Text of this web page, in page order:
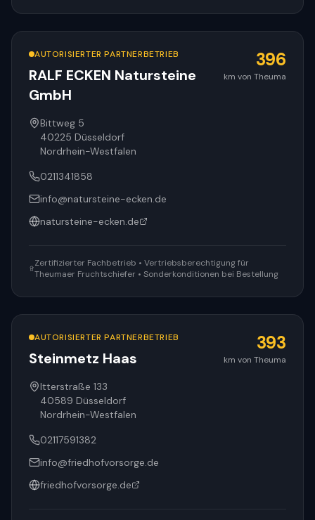
AUTORISIERTER PARTNERBETRIEB
RALF ECKEN Natursteine
GmbH
396
km von Theuma
Bittweg 5
40225 Düsseldorf
Nordrhein-Westfalen
0211341858
info@natursteine-ecken.de
natursteine-ecken.de
Zertifizierter Fachbetrieb • Vertriebsberechtigung für
Theumaer Fruchtschiefer • Sonderkonditionen bei Bestellung
AUTORISIERTER PARTNERBETRIEB
Steinmetz Haas
393
km von Theuma
Itterstraße 133
40589 Düsseldorf
Nordrhein-Westfalen
02117591382
info@friedhofvorsorge.de
friedhofvorsorge.de